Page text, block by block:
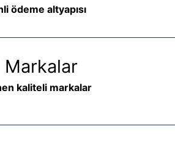
ödeme altyapısı
Markalar
kaliteli markalar